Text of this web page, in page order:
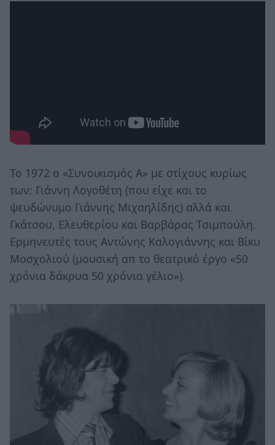
Το 1972 ο «Συνοικισμός Α» με στίχους κυρίως
των: Γιάννη Λογοθέτη (που είχε και το
ψευδώνυμο Γιάννης Μιχαηλίδης) αλλά και
Γκάτσου, Ελευθερίου και Βαρβάρας Τσιμπούλη.
Ερμηνευτές τους Αντώνης Καλογιάννης και Βίκυ
Μοσχολιού (μουσική απ το θεατρικό έργο «50
χρόνια δάκρυα 50 χρόνια γέλιο»).